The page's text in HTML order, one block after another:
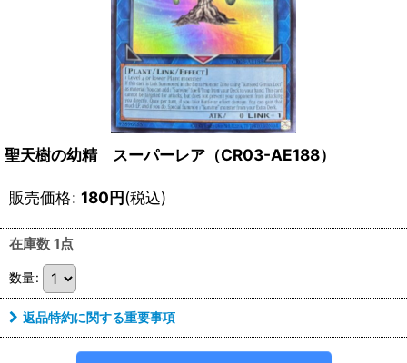
聖天樹の幼精 スーパーレア（CR03-AE188）
販売価格: 180円(税込)
在庫数 1点
数量:
返品特約に関する重要事項